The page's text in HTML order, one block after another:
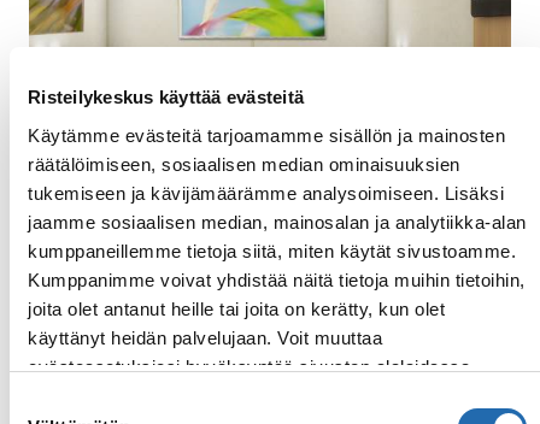
Risteilykeskus käyttää evästeitä
Käytämme evästeitä tarjoamamme sisällön ja mainosten
räätälöimiseen, sosiaalisen median ominaisuuksien
tukemiseen ja kävijämäärämme analysoimiseen. Lisäksi
jaamme sosiaalisen median, mainosalan ja analytiikka-alan
kumppaneillemme tietoja siitä, miten käytät sivustoamme.
Kumppanimme voivat yhdistää näitä tietoja muihin tietoihin,
joita olet antanut heille tai joita on kerätty, kun olet
käyttänyt heidän palvelujaan. Voit muuttaa
evästeasetuksiesi hyväksyntää sivuston alalaidassa
Sisähytti
Viihtyisissä sisähyteissä on kaksi mukavaa
vuodetta, jotka hyttipalvelijat pyydettäessä
yhdistävät parivuoteeksi. Hyttien varusteluun